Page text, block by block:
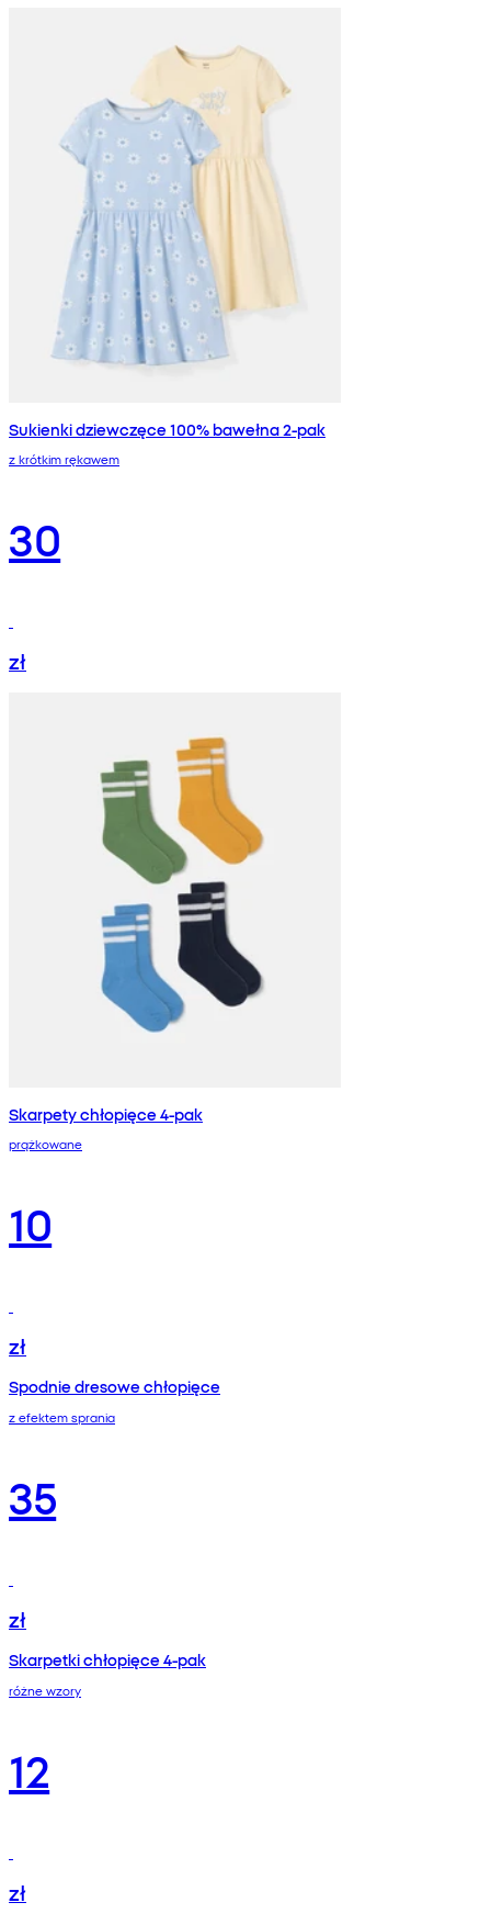
Sukienki dziewczęce 100% bawełna 2-pak
z krótkim rękawem
30
zł
Skarpety chłopięce 4-pak
prążkowane
10
zł
Spodnie dresowe chłopięce
z efektem sprania
35
zł
Skarpetki chłopięce 4-pak
różne wzory
12
zł